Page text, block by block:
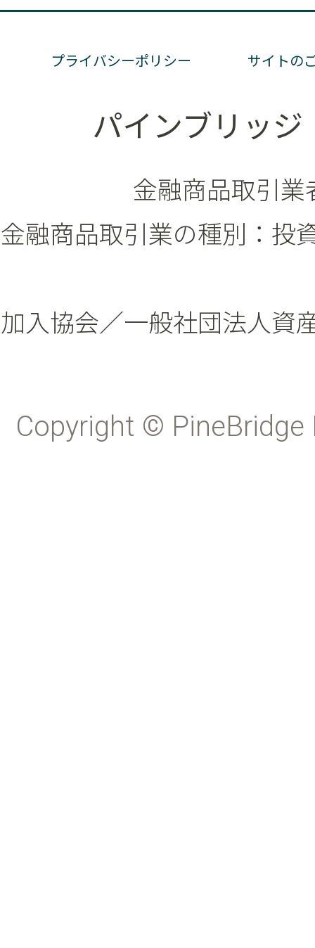
プライバシーポリシー サイトの
パインブリッ
金融商品取引
金融商品取引業の種別：投
加入協会／一般社団法人資
Copyright ©